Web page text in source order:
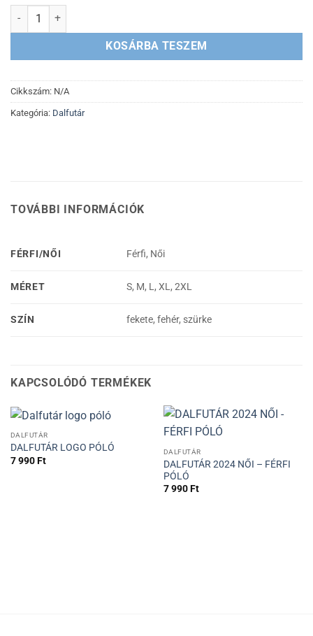
BP 26 női és férfi póló mennyiség
KOSÁRBA TESZEM
Cikkszám: N/A
Kategória: Dalfutár
TOVÁBBI INFORMÁCIÓK
FÉRFI/NŐI Férfi, Női
MÉRET S, M, L, XL, 2XL
SZÍN fekete, fehér, szürke
KAPCSOLÓDÓ TERMÉKEK
DALFUTÁR
DALFUTÁR LOGO PÓLÓ
7 990Ft
DALFUTÁR
DALFUTÁR 2024 NŐI – FÉRFI
PÓLÓ
7 990Ft